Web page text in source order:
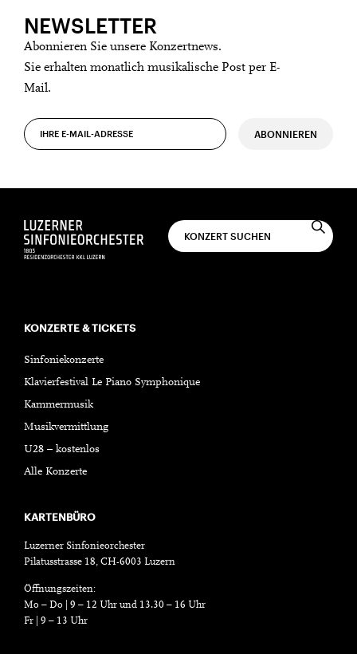
NEWSLETTER
Abonnieren Sie unsere Konzertnews.
Sie erhalten monatlich musikalische Post per E-
Mail.
ABONNIEREN
KONZERTE & TICKETS
Sinfoniekonzerte
Klavierfestival Le Piano Symphonique
Kammermusik
Musikvermittlung
U28 – kostenlos
Alle Konzerte
KARTENBÜRO
Luzerner Sinfonieorchester
Pilatusstrasse 18, CH-6003 Luzern
Öffnungszeiten:
Mo – Do | 9 – 12 Uhr und 13.30 – 16 Uhr
Fr | 9 – 13 Uhr